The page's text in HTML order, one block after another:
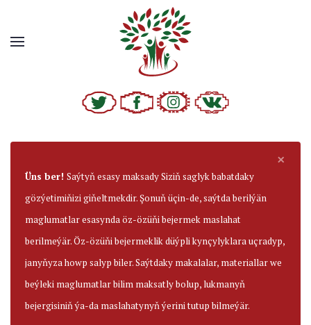
×
Üns ber! Saýtyň esasy maksady Siziň saglyk babatdaky
gözýetimiňizi giňeltmekdir. Şonuň üçin-de, saýtda berilýän
maglumatlar esasynda öz-özüňi bejermek maslahat
berilmeýär. Öz-özüňi bejermeklik düýpli kynçylyklara uçradyp,
janyňyza howp salyp biler. Saýtdaky makalalar, materiallar we
beýleki maglumatlar bilim maksatly bolup, lukmanyň
bejergisiniň ýa-da maslahatynyň ýerini tutup bilmeýär.